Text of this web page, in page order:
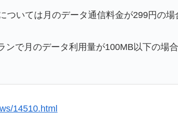
ついては月のデータ通信料金が299円の
ンで月のデータ利用量が100MB以下の場合
14510.html